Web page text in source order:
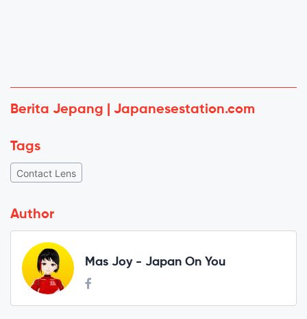
Berita Jepang | Japanesestation.com
Tags
Contact Lens
Author
Mas Joy - Japan On You